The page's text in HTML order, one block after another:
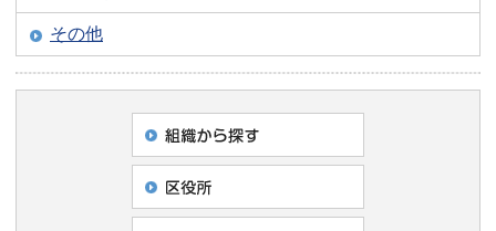
その他